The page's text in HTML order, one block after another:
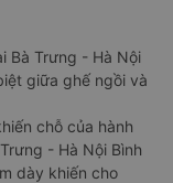
Bà Trưng - Hà Nội
giữa ghế ngồi và
chỗ của hành
- Hà Nội Bình
dày khiến cho